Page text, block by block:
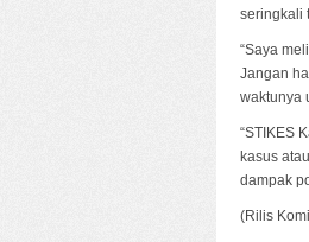
seringkali
“Saya
Jangan
waktunya
“STIKES
kasus
dampak
(Rilis